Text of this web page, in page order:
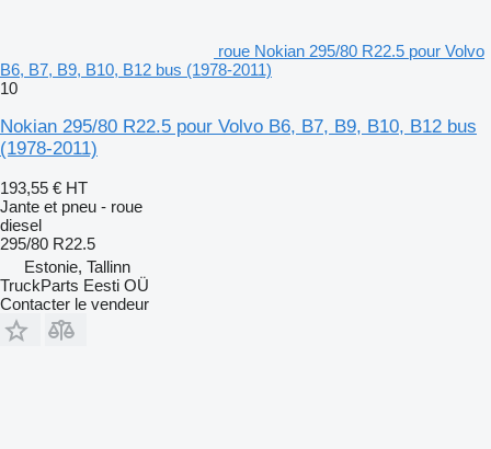
roue Nokian 295/80 R22.5 pour Volvo
B6, B7, B9, B10, B12 bus (1978-2011)
10
Nokian 295/80 R22.5 pour Volvo B6, B7, B9, B10, B12 bus
(1978-2011)
193,55 € HT
Jante et pneu - roue
diesel
295/80 R22.5
Estonie, Tallinn
TruckParts Eesti OÜ
Contacter le vendeur